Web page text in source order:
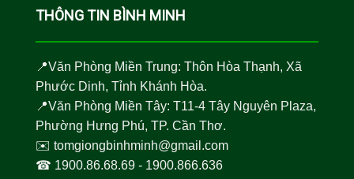
THÔNG TIN BÌNH MINH
📍Văn Phòng Miền Trung: Thôn Hòa Thạnh, Xã
Phước Dinh, Tỉnh Khánh Hòa.
📍Văn Phòng Miền Tây: T11-4 Tây Nguyên Plaza,
Phường Hưng Phú, TP. Cần Thơ.
✉️ tomgiongbinhminh@gmail.com
☎︎ 1900.86.68.69- 1900.866.636